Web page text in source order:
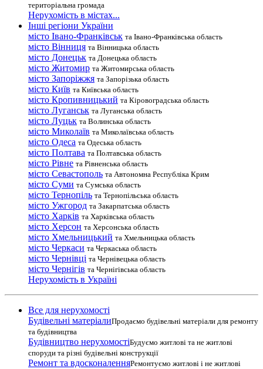
територіальна громада
Нерухомість в містах...
Інші регіони України
місто Івано-Франківськ та Івано-Франківська область
місто Вінниця та Вінницька область
місто Донецьк та Донецька область
місто Житомир та Житомирська область
місто Запоріжжя та Запорізька область
місто Київ та Київська область
місто Кропивницький та Кіровоградська область
місто Луганськ та Луганська область
місто Луцьк та Волинська область
місто Миколаїв та Миколаївська область
місто Одеса та Одеська область
місто Полтава та Полтавська область
місто Рівне та Рівненська область
місто Севастополь та Автономна Республіка Крим
місто Суми та Сумська область
місто Тернопіль та Тернопільська область
місто Ужгород та Закарпатська область
місто Харків та Харківська область
місто Херсон та Херсонська область
місто Хмельницький та Хмельницька область
місто Черкаси та Черкаська область
місто Чернівці та Чернівецька область
місто Чернігів та Чернігівська область
Нерухомість в Україні
Все для нерухомості
Будівельні матеріалиПродаємо будівельні матеріали для ремонту
та будівництва
Будівництво нерухомостіБудуємо житлові та не житлові
споруди та різні будівельні конструкції
Ремонт та вдосконаленняРемонтуємо житлові і не житлові